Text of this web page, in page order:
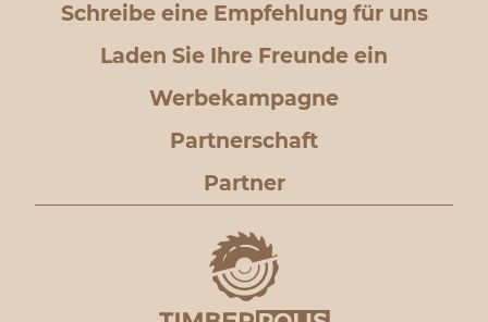
Schreibe eine Empfehlung für uns
Laden Sie Ihre Freunde ein
Werbekampagne
Partnerschaft
Partner